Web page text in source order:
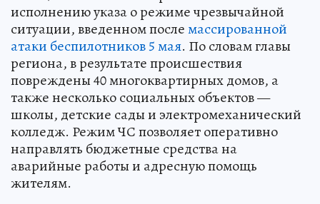
исполнению указа о режиме чрезвычайной
ситуации, введенном послемассированной
атаки беспилотников 5 мая. По словам главы
региона, в результате происшествия
повреждены 40 многоквартирных домов, а
также несколько социальных объектов —
школы, детские сады и электромеханический
колледж. Режим ЧС позволяет оперативно
направлять бюджетные средства на
аварийные работы и адресную помощь
жителям.